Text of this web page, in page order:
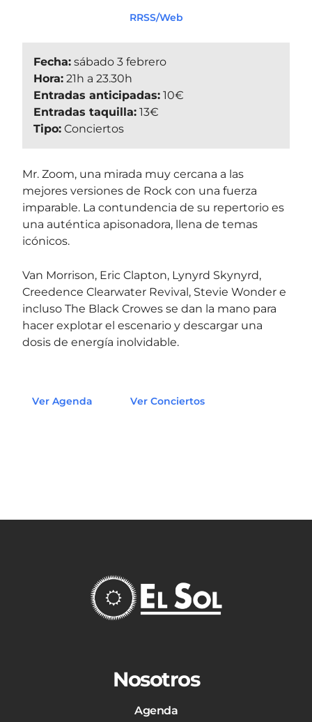
RRSS/Web
Fecha: sábado 3 febrero
Hora: 21h a 23.30h
Entradas anticipadas: 10€
Entradas taquilla: 13€
Tipo: Conciertos
Mr. Zoom, una mirada muy cercana a las
mejores versiones de Rock con una fuerza
imparable. La contundencia de su repertorio es
una auténtica apisonadora, llena de temas
icónicos.
Van Morrison, Eric Clapton, Lynyrd Skynyrd,
Creedence Clearwater Revival, Stevie Wonder e
incluso The Black Crowes se dan la mano para
hacer explotar el escenario y descargar una
dosis de energía inolvidable.
Ver Agenda Ver Conciertos
Nosotros
Agenda